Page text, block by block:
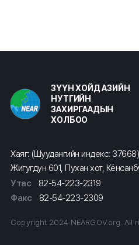
ЗҮҮН ХОЙД АЗИЙН
НУТГИЙН
ЗАХИРГААДЫН
ХОЛБОО
Хаяг: (Шуудангийн индекс:
Жигугдун 601, Пухан хот,
Утас
82-54-223-2319
Факс
82-54-223-2309
Copyright 2024 NEARGOV.org. All